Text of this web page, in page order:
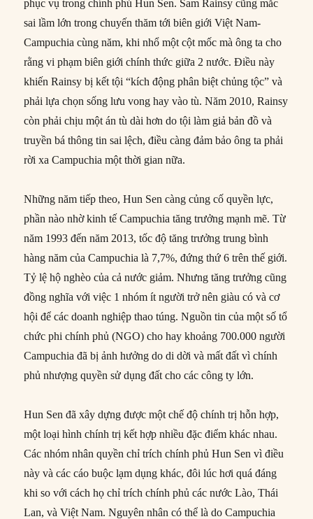
phục vụ trong chính phủ Hun Sen. Sam Rainsy cũng mắc
sai lầm lớn trong chuyến thăm tới biên giới Việt Nam-
Campuchia cùng năm, khi nhổ một cột mốc mà ông ta cho
rằng vi phạm biên giới chính thức giữa 2 nước. Điều này
khiến Rainsy bị kết tội “kích động phân biệt chủng tộc” và
phải lựa chọn sống lưu vong hay vào tù. Năm 2010, Rainsy
còn phải chịu một án tù dài hơn do tội làm giả bản đồ và
truyền bá thông tin sai lệch, điều càng đảm bảo ông ta phải
rời xa Campuchia một thời gian nữa.
Những năm tiếp theo, Hun Sen càng củng cố quyền lực,
phần nào nhờ kinh tế Campuchia tăng trưởng mạnh mẽ. Từ
năm 1993 đến năm 2013, tốc độ tăng trưởng trung bình
hàng năm của Campuchia là 7,7%, đứng thứ 6 trên thế giới.
Tỷ lệ hộ nghèo của cả nước giảm. Nhưng tăng trưởng cũng
đồng nghĩa với việc 1 nhóm ít người trở nên giàu có và cơ
hội để các doanh nghiệp thao túng. Nguồn tin của một số tổ
chức phi chính phủ (NGO) cho hay khoảng 700.000 người
Campuchia đã bị ảnh hưởng do di dời và mất đất vì chính
phủ nhượng quyền sử dụng đất cho các công ty lớn.
Hun Sen đã xây dựng được một chế độ chính trị hỗn hợp,
một loại hình chính trị kết hợp nhiều đặc điểm khác nhau.
Các nhóm nhân quyền chỉ trích chính phủ Hun Sen vì điều
này và các cáo buộc lạm dụng khác, đôi lúc hơi quá đáng
khi so với cách họ chỉ trích chính phủ các nước Lào, Thái
Lan, và Việt Nam. Nguyên nhân có thể là do Campuchia